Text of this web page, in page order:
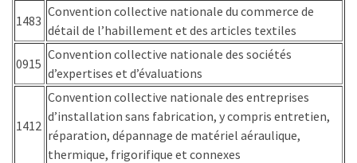
formations
par
les
OPCO
Passeport
compétences
1483
Convention collective nationale du commerce de
détail de l’habillement et des articles textiles
0915
Convention collective nationale des sociétés
d’expertises et d’évaluations
1412
Convention collective nationale des entreprises
d’installation sans fabrication, y compris entretien,
réparation, dépannage de matériel aéraulique,
thermique, frigorifique et connexes